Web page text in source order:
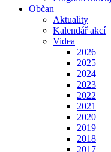
Občan
Aktuality
Kalendář akcí
Videa
2026
2025
2024
2023
2022
2021
2020
2019
2018
2017